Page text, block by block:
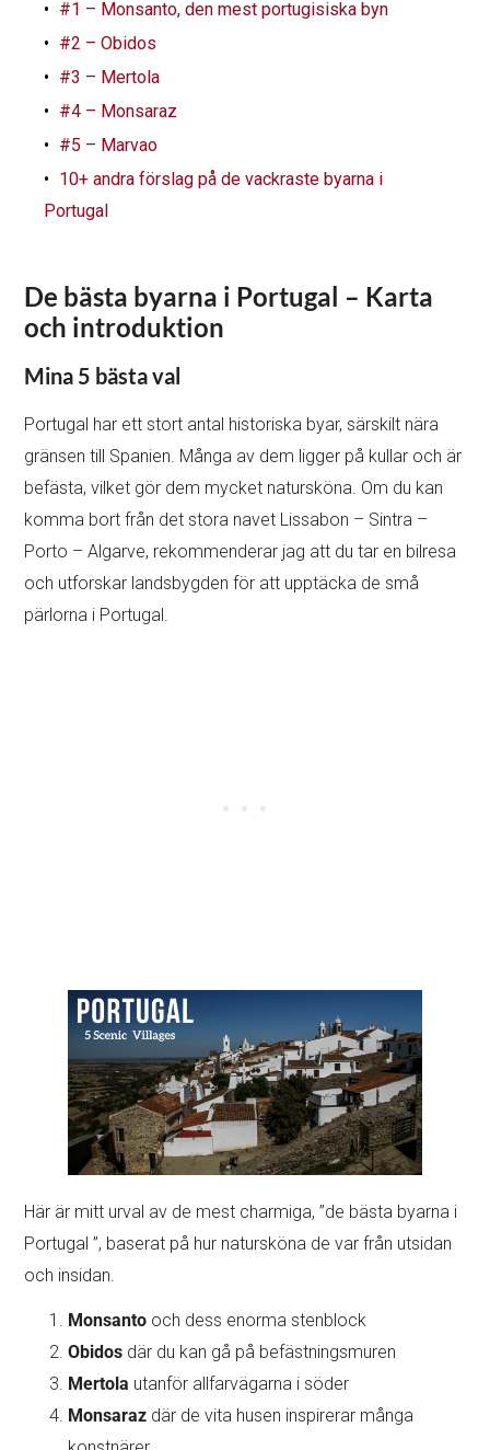
#1 – Monsanto, den mest portugisiska byn
#2 – Obidos
#3 – Mertola
#4 – Monsaraz
#5 – Marvao
10+ andra förslag på de vackraste byarna i
Portugal
De bästa byarna i Portugal – Karta
och introduktion
Mina 5 bästa val
Portugal har ett stort antal historiska byar, särskilt nära
gränsen till Spanien. Många av dem ligger på kullar och är
befästa, vilket gör dem mycket natursköna. Om du kan
komma bort från det stora navet Lissabon – Sintra –
Porto – Algarve, rekommenderar jag att du tar en bilresa
och utforskar landsbygden för att upptäcka de små
pärlorna i Portugal.
Här är mitt urval av de mest charmiga, ”de bästa byarna i
Portugal ”, baserat på hur natursköna de var från utsidan
och insidan.
Monsanto och dess enorma stenblock
Obidos där du kan gå på befästningsmuren
Mertola utanför allfarvägarna i söder
Monsaraz där de vita husen inspirerar många